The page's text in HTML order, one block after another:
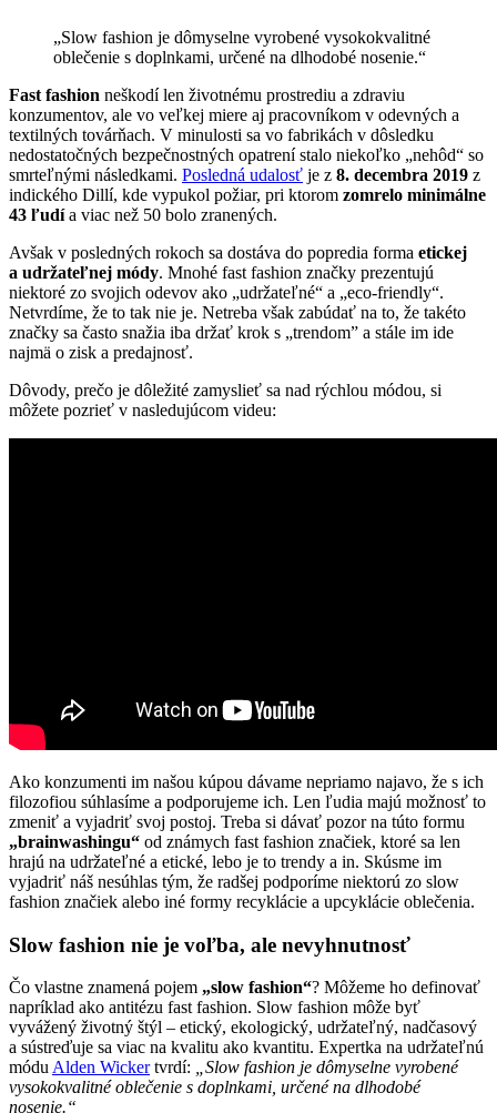
„Slow fashion je dômyselne vyrobené vysokokvalitné
oblečenie s doplnkami, určené na dlhodobé nosenie.“
Fast fashion neškodí len životnému prostrediu a zdraviu
konzumentov, ale vo veľkej miere aj pracovníkom v odevných a
textilných továrňach. V minulosti sa vo fabrikách v dôsledku
nedostatočných bezpečnostných opatrení stalo niekoľko „nehôd“ so
smrteľnými následkami. Posledná udalosť je z 8. decembra 2019 z
indického Dillí, kde vypukol požiar, pri ktorom zomrelo minimálne
43 ľudía viac než 50 bolo zranených.
Avšak v posledných rokoch sa dostáva do popredia forma etickej
a udržateľnej módy. Mnohé fast fashion značky prezentujú
niektoré zo svojich odevov ako „udržateľné“ a „eco-friendly“.
Netvrdíme, že to tak nie je. Netreba však zabúdať na to, že takéto
značky sa často snažia iba držať krok s „trendom” a stále im ide
najmä o zisk a predajnosť.
Dôvody, prečo je dôležité zamyslieť sa nad rýchlou módou, si
môžete pozrieť v nasledujúcom videu:
Ako konzumenti im našou kúpou dávame nepriamo najavo, že s ich
filozofiou súhlasíme a podporujeme ich. Len ľudia majú možnosť to
zmeniť a vyjadriť svoj postoj. Treba si dávať pozor na túto formu
„brainwashingu“ od známych fast fashion značiek, ktoré sa len
hrajú na udržateľné a etické, lebo je to trendy a in. Skúsme im
vyjadriť náš nesúhlas tým, že radšej podporíme niektorú zo slow
fashion značiek alebo iné formy recyklácie a upcyklácie oblečenia.
Slow fashion nie je voľba, ale nevyhnutnosť
Čo vlastne znamená pojem „slow fashion“? Môžeme ho definovať
napríklad ako antitézu fast fashion. Slow fashion môže byť
vyvážený životný štýl – etický, ekologický, udržateľný, nadčasový
a sústreďuje sa viac na kvalitu ako kvantitu. Expertka na udržateľnú
módu Alden Wickertvrdí:
„Slow fashion je dômyselne vyrobené
vysokokvalitné oblečenie s doplnkami, určené na dlhodobé
nosenie.“